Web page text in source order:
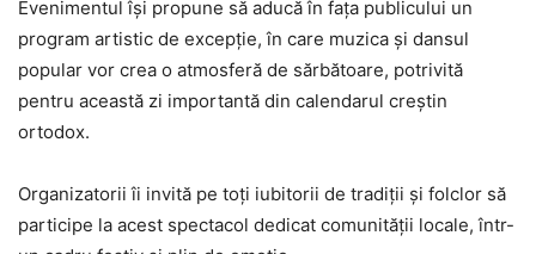
Evenimentul își propune să aducă în fața publicului un
program artistic de excepție, în care muzica și dansul
popular vor crea o atmosferă de sărbătoare, potrivită
pentru această zi importantă din calendarul creștin
ortodox.
Organizatorii îi invită pe toți iubitorii de tradiții și folclor să
participe la acest spectacol dedicat comunității locale, într-